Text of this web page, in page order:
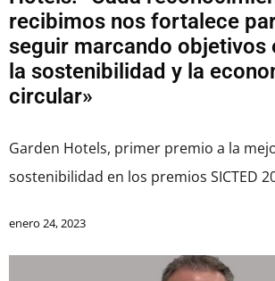
recibimos nos fortalece
seguir marcando objetivos
la sostenibilidad y la
circular»
Garden Hotels, primer premio a la
sostenibilidad en los premios SICTED
enero 24, 2023